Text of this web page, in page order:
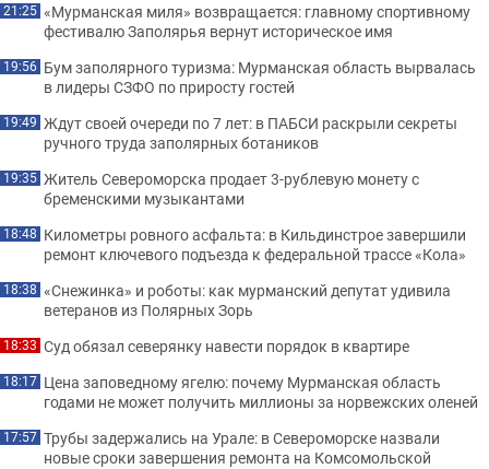
21:25 «Мурманская миля» возвращается: главному спортивному
фестивалю Заполярья вернут историческое имя
19:56 Бум заполярного туризма: Мурманская область вырвалась
в лидеры СЗФО по приросту гостей
19:49 Ждут своей очереди по 7 лет: в ПАБСИ раскрыли секреты
ручного труда заполярных ботаников
19:35 Житель Североморска продает 3-рублевую монету с
бременскими музыкантами
18:48 Километры ровного асфальта: в Кильдинстрое завершили
ремонт ключевого подъезда к федеральной трассе «Кола»
18:38 «Снежинка» и роботы: как мурманский депутат удивила
ветеранов из Полярных Зорь
18:33 Суд обязал северянку навести порядок в квартире
18:17 Цена заповедному ягелю: почему Мурманская область
годами не может получить миллионы за норвежских оленей
17:57 Трубы задержались на Урале: в Североморске назвали
новые сроки завершения ремонта на Комсомольской